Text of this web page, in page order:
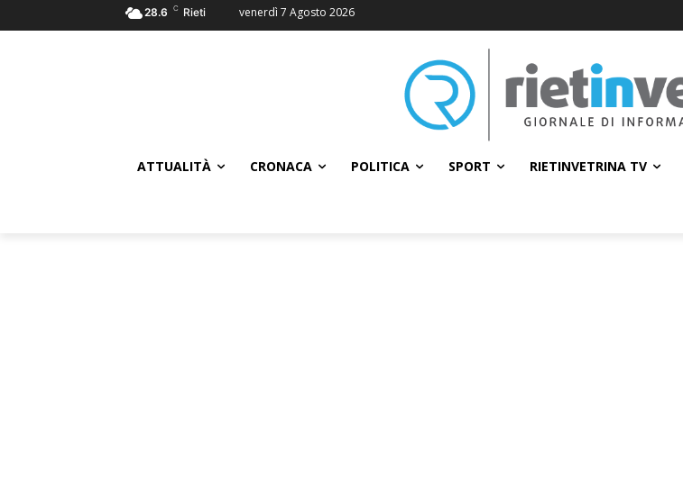
28.6 C Rieti venerdì 7 Agosto 2026
ATTUALITÀ CRONACA POLITICA SPORT RIETINVETRINA TV